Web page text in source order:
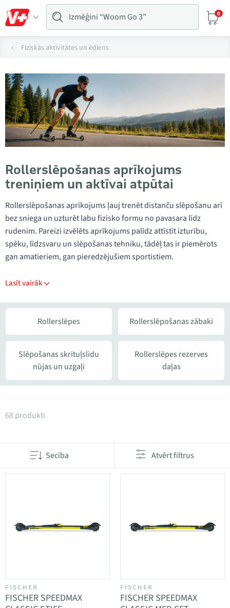
0
Fiziskās aktivitātes un ēdiens
Rollerslēpošanas aprīkojums
treniņiem un aktīvai atpūtai
Rollerslēpošanas aprīkojums ļauj trenēt distanču slēpošanu arī
bez sniega un uzturēt labu fizisko formu no pavasara līdz
rudenim. Pareizi izvēlēts aprīkojums palīdz attīstīt izturību,
spēku, līdzsvaru un slēpošanas tehniku, tādēļ tas ir piemērots
gan amatieriem, gan pieredzējušiem sportistiem.
Lasīt vairāk
Rollerslēpes Rollerslēpošanas zābaki
Slēpošanas skrituļslidu
nūjas un uzgaļi
Rollerslēpes rezerves
daļas
Produkti kategorijā Rollerslēpošanai
68 produkti
Secība Atvērt filtrus
FISCHER
FISCHER SPEEDMAX
FISCHER
FISCHER SPEEDMAX